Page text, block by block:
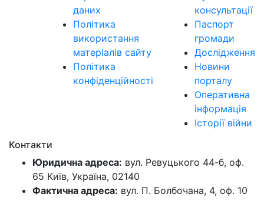
даних
Політика
використання
матеріалів сайту
Політика
конфіденційності
консультації
Паспорт
громади
Дослідження
Новини
порталу
Оперативна
інформація
Історії війни
Контакти
Юридична адреса: вул. Ревуцького 44-б, оф.
65 Київ, Україна, 02140
Фактична адреса: вул. П. Болбочана, 4, оф. 10